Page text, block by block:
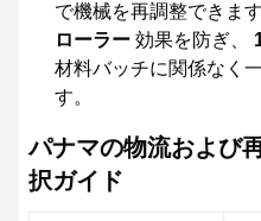
で機械を再調整できま
ローラー 効果を防ぎ、
材料バッチに関係なく
す。
パナマの物流および
択ガイド